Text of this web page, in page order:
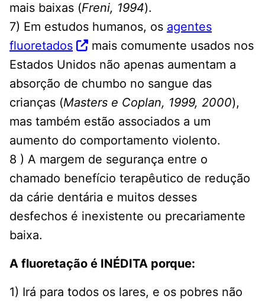
mais baixas (Freni, 1994).
7) Em estudos humanos, os agentes
fluoretados
mais comumente usados ​​nos
Estados Unidos não apenas aumentam a
absorção de chumbo no sangue das
crianças (Masters e Coplan, 1999, 2000),
mas também estão associados a um
aumento do comportamento violento.
8 ) A margem de segurança entre o
chamado benefício terapêutico de redução
da cárie dentária e muitos desses
desfechos é inexistente ou precariamente
baixa.
A fluoretação é INÉDITA porque:
1) Irá para todos os lares, e os pobres não